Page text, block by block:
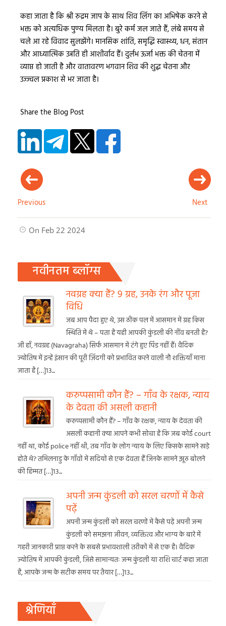
कहा जाता है कि श्री रुद्रम जाप के साथ शिव लिंग का अभिषेक करने से
भक्त को अत्यधिक पुण्य मिलता है। बुरे कर्म जल जाते हैं, लंबे समय से
चले आ रहे विवाद सुलझेंगे। मानसिक शांति, समृद्धि स्वास्थ्य, धन, संतान
और आध्यात्मिक उन्नति ही आशीर्वाद हैं। दुर्लभ ऊर्जा भक्त की चेतना में
व्याप्त हो जाती है और वातावरण भगवान शिव की शुद्ध चेतना और
उज्ज्वल प्रकाश से भर जाता है।
Share the Blog Post
Previous Next
On Feb 22 2024
नवीनतम ब्लॉग्स
नवग्रह क्या हैं? 9 ग्रह, उनके रंग और पूजा
विधि
जब आप पैदा हुए थे, उस ठीक पल में आसमान में ग्रह किस
स्थिति में थे – पता है यही आपकी कुंडली की नींव बनती है?
जी हाँ, नवग्रह (Navagraha) सिर्फ आसमान में टंगे हुए पिंड नहीं हैं। वैदिक
ज्योतिष में इन्हें इंसान की पूरी ज़िंदगी को प्रभावित करने वाली नौ शक्तियाँ माना
जाता है […]13...
करुप्पसामी कौन हैं? – गाँव के रक्षक, न्याय
के देवता की असली कहानी
करुप्पसामी कौन हैं? – गाँव के रक्षक, न्याय के देवता की
असली कहानी क्या आपने कभी सोचा है कि जब कोई court
नहीं था, कोई police नहीं थी, तब गाँव के लोग न्याय के लिए किसके सामने खड़े
होते थे? तमिलनाडु के गाँवों में सदियों से एक देवता हैं जिनके सामने झूठ बोलने
की हिम्मत […]13...
अपनी जन्म कुंडली को सरल चरणों में कैसे
पढ़ें
अपनी जन्म कुंडली को सरल चरणों में कैसे पढ़ें अपनी जन्म
कुंडली को समझना जीवन, व्यक्तित्व और भाग्य के बारे में
गहरी जानकारी प्राप्त करने के सबसे प्रभावशाली तरीकों में से एक है। वैदिक
ज्योतिष में आपकी कुंडली, जिसे सामान्यतः जन्म कुंडली या राशि चार्ट कहा जाता
है, आपके जन्म के सटीक समय पर तैयार […]13...
श्रेणियाँ